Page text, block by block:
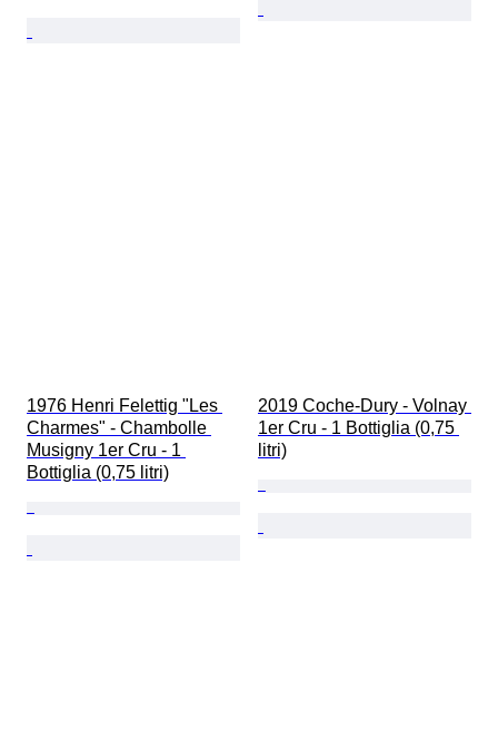
1976 Henri Felettig "Les
Charmes" - Chambolle
Musigny 1er Cru - 1
Bottiglia (0,75 litri)
2019 Coche-Dury - Volnay
1er Cru - 1 Bottiglia (0,75
litri)